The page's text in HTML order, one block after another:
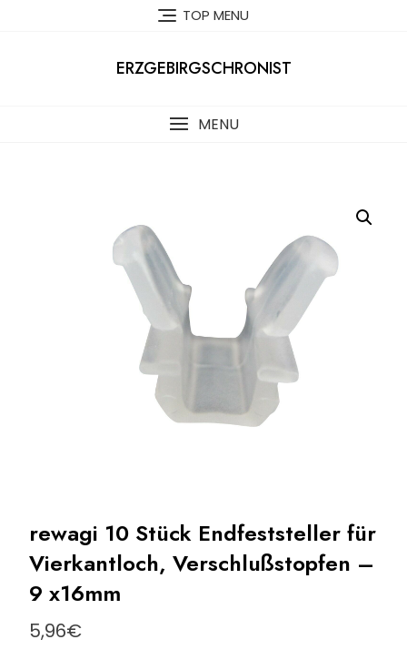
TOP MENU
ERZGEBIRGSCHRONIST
MENU
rewagi 10 Stück Endfeststeller für
Vierkantloch, Verschlußstopfen –
9 x16mm
5,96€